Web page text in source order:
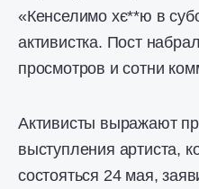
«Кенселимо хє**ю в
активистка. Пост
просмотров и сотни
Активисты выражают
выступления артиста,
состояться 24 мая,